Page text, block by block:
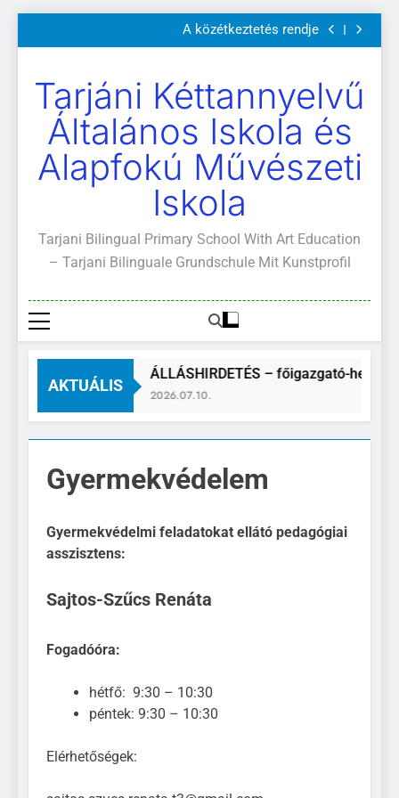
a
Szülői értekezletek 2026. május 04-14.
A közétkeztetés rendje
Kötelező és ajánlott olvasmányok
Szülői értekezletek 2026. május 04-14.
A közétkeztetés rendje
Kötelező és ajánlott olvasmányok
A Mi Világunk!
Tarjáni Kéttannyelvű
Általános Iskola és
Alapfokú Művészeti
Iskola
Tarjani Bilingual Primary School With Art Education
– Tarjani Bilinguale Grundschule Mit Kunstprofil
AKTUÁLIS
ÁLLÁSHIRDETÉS – főigazgató-
2026.07.10.
Gyermekvédelem
Gyermekvédelmi feladatokat ellátó pedagógiai
asszisztens:
Sajtos-Szűcs Renáta
Fogadóóra:
hétfő: 9:30 – 10:30
péntek: 9:30 – 10:30
Elérhetőségek: